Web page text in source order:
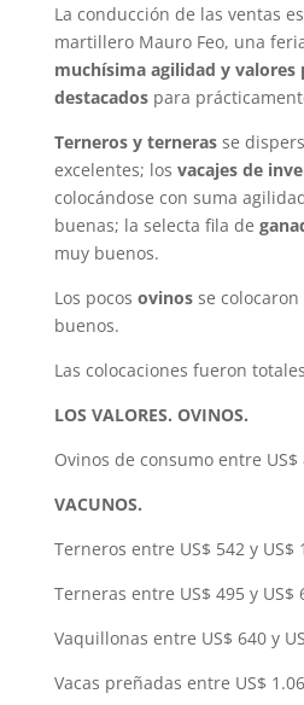
La conducción de las ventas
martillero Mauro Feo, una
muchísima agilidad y valores
destacadospara
Terneros y ternerasse
excelentes; los vacajes de
colocándose con suma
buenas; la selecta fila de
muy buenos.
Los pocos ovinosse colocaron
buenos.
Las colocaciones fueron
LOS VALORES. OVINOS.
Ovinos de consumo entre US$
VACUNOS.
Terneros entre US$ 542 y US$
Terneras entre US$ 495 y US$
Vaquillonas entre US$ 640 y
Vacas preñadas entre US$